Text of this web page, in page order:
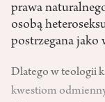
prawa
osobą
postrzegana jako
Dlatego w teologii
kwestiom